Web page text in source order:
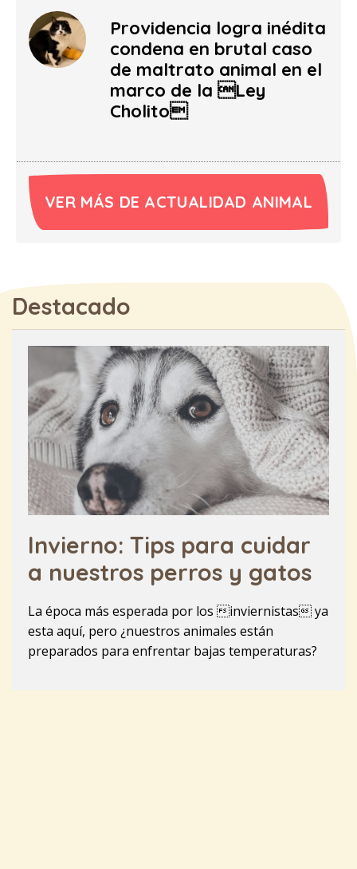
Providencia logra inédita
condena en brutal caso
de maltrato animal en el
marco de la Ley
Cholito
VER MÁS DE ACTUALIDAD ANIMAL
Destacado
Invierno: Tips para cuidar
a nuestros perros y gatos
La época más esperada por los inviernistas ya
esta aquí, pero ¿nuestros animales están
preparados para enfrentar bajas temperaturas?